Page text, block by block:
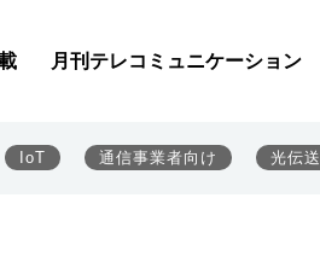
月刊テレコミュニケーション
IoT 通信事業者向け 光伝送